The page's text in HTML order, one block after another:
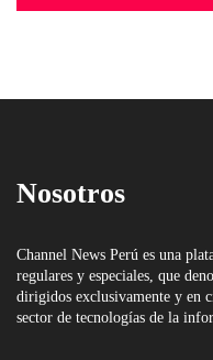
Nosotros
Channel News Perú es una
regulares y especiales, que
dirigidos exclusivamente y en
sector de tecnologías de la